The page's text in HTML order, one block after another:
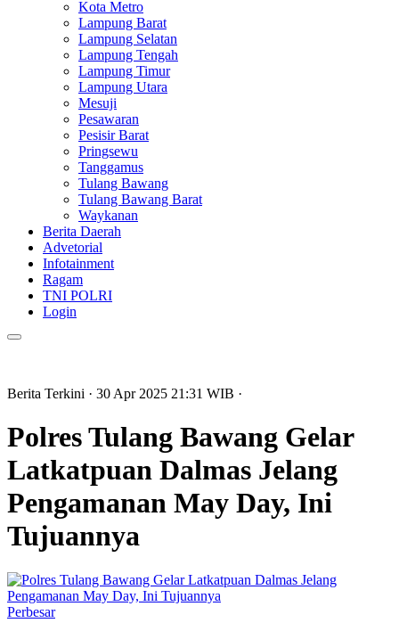
Kota Metro
Lampung Barat
Lampung Selatan
Lampung Tengah
Lampung Timur
Lampung Utara
Mesuji
Pesawaran
Pesisir Barat
Pringsewu
Tanggamus
Tulang Bawang
Tulang Bawang Barat
Waykanan
Berita Daerah
Advetorial
Infotainment
Ragam
TNI POLRI
Login
Berita Terkini · 30 Apr 2025 21:31 WIB ·
Polres Tulang Bawang Gelar
Latkatpuan Dalmas Jelang
Pengamanan May Day, Ini
Tujuannya
Perbesar